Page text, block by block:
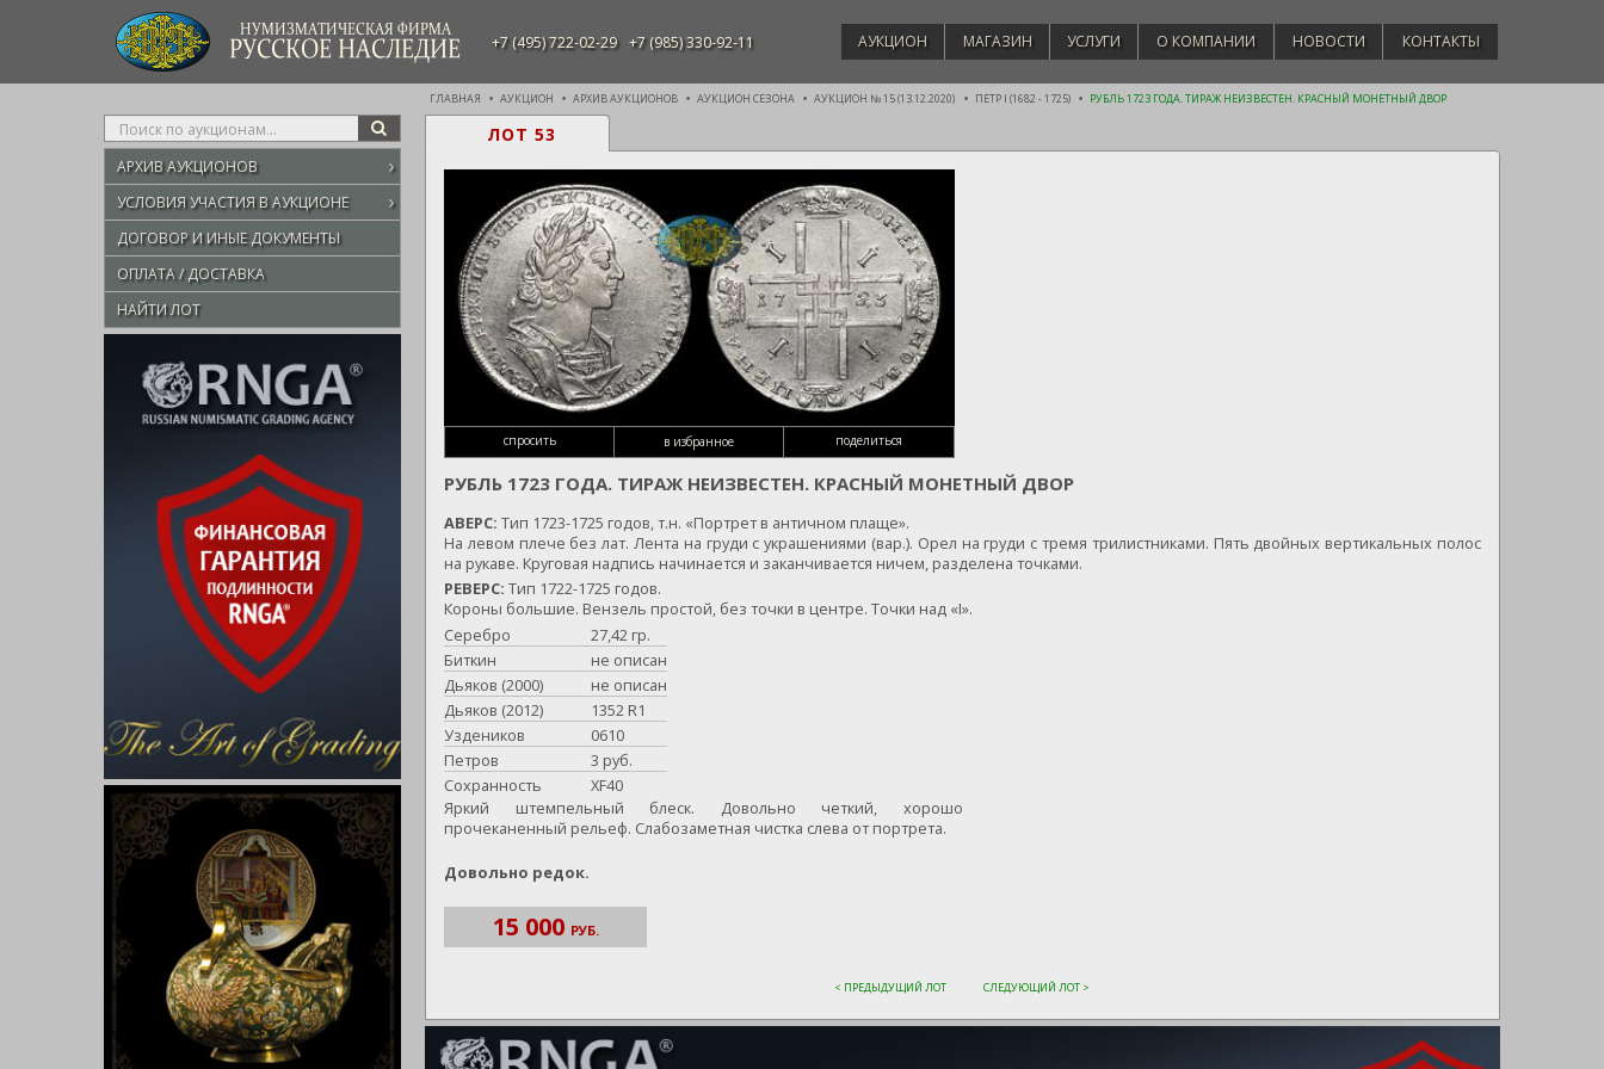
НУМИЗМАТИЧЕСКАЯ ФИРМА
РУССКОЕ НАСЛЕДИЕ +7 (495) 722-02-29 +7 (985) 330-92-11 АУКЦИОН МАГАЗИН УСЛУГИ О КОМПАНИИ НОВОСТИ КОНТАКТЫ
ГЛАВНАЯ АУКЦИОН АРХИВ АУКЦИОНОВ АУКЦИОН СЕЗОНА АУКЦИОН № 15 (13.12.2020) ПЕТР I (1682 - 1725) РУБЛЬ 1723 ГОДА. ТИРАЖ НЕИЗВЕСТЕН. КРАСНЫЙ МОНЕТНЫЙ ДВОР
Type
your
search
here
SEARCH
АРХИВ АУКЦИОНОВ
УСЛОВИЯ УЧАСТИЯ В АУКЦИОНЕ
ДОГОВОР И ИНЫЕ ДОКУМЕНТЫ
ОПЛАТА / ДОСТАВКА
НАЙТИ ЛОТ
ЛОТ 53
спросить в избранное поделиться
РУБЛЬ 1723 ГОДА. ТИРАЖ НЕИЗВЕСТЕН. КРАСНЫЙ МОНЕТНЫЙ ДВОР
АВЕРС: Тип 1723-1725 годов, т.н. «Портрет в античном плаще».
На левом плече без лат. Лента на груди с украшениями (вар.). Орел на груди с тремя трилистниками. Пять двойных вертикальных полос
на рукаве. Круговая надпись начинается и заканчивается ничем, разделена точками.
РЕВЕРС: Тип 1722-1725 годов.
Короны большие. Вензель простой, без точки в центре. Точки над «I».
Серебро
27,42 гр.
Биткин
не описан
Дьяков (2000)
не описан
Дьяков (2012)
1352 R1
Уздеников
0610
Петров
3 руб.
Сохранность
XF40
Яркий штемпельный блеск. Довольно четкий, хорошо
прочеканенный рельеф. Слабозаметная чистка слева от портрета.
Довольно редок.
15 000 РУБ.
< ПРЕДЫДУЩИЙ ЛОТ СЛЕДУЮЩИЙ ЛОТ >